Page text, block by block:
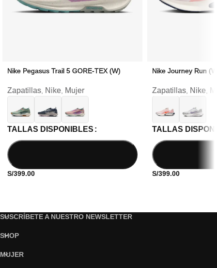
Nike Pegasus Trail 5 GORE-TEX (W)
Zapatillas Nike Mujer
TALLAS DISPONIBLES
S/399.00
Nike Journey Run
Zapatillas, Nike,
TALLAS
S/399.00
SUSCRÍBETE A NUESTRO NEWSLETTER
SHOP
MUJER